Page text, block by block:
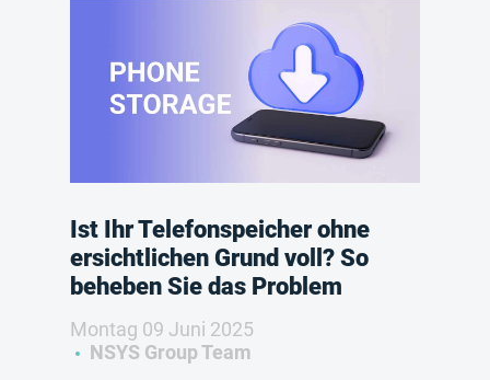
Ist Ihr Telefonspeicher ohne
ersichtlichen Grund voll? So
beheben Sie das Problem
Montag 09 Juni 2025
NSYS Group Team